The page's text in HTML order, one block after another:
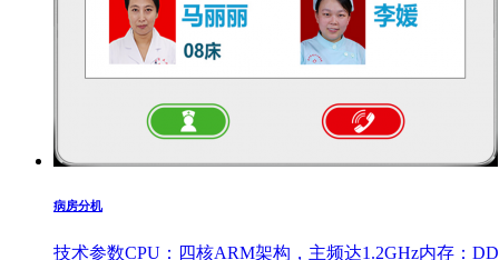
病房分机
技术参数CPU：四核ARM架构，主频达1.2GHz内存：